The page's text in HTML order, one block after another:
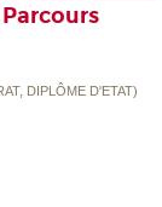
DIPLÔME D'ETAT)